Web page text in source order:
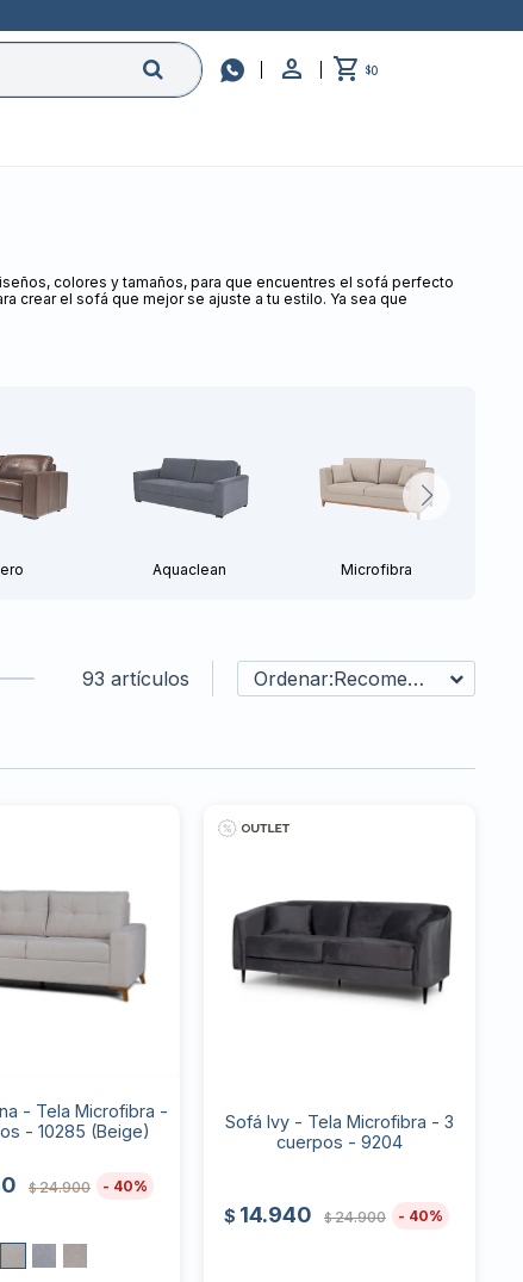
 $0
colores y tamaños, para que encuentres el sofá perfecto
crear el sofá que mejor se ajuste a tu estilo. Ya sea que
Aquaclean Microfibra
93 artículos Recomendados
- Tela Microfibra -
- 10285 (Beige)
$ 24.900 40
Sofá Ivy - Tela Microfibra - 3
cuerpos - 9204
$ 14.940 $ 24.900 40